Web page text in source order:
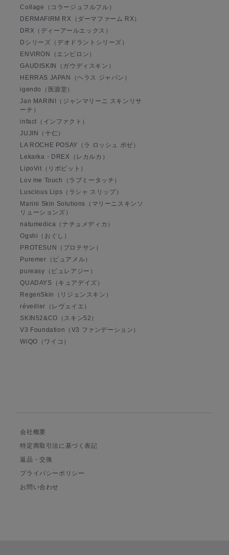
Collage（コラージュフルフル）
DERMAFIRM RX（ダーマファーム RX）
DRX（ディーアールエックス）
Dシリーズ（デオドラントシリーズ）
ENVIRON（エンビロン）
GAUDISKIN（ガウディスキン）
HERRAS JAPAN（ヘラス ジャパン）
igendo（医源堂）
Jan MARINI（ジャンマリーニ スキンリサ
ーチ）
infact（インファクト）
JUJIN（十仁）
LA ROCHE POSAY（ラ ロッシュ ポゼ）
Lekarka・DREX（レカルカ）
LipoVit（リポビット）
Lov me Touch（ラブミータッチ）
Luscious Lips（ラシャ スリップ）
Marini Skin Solutions（マリーニスキンソ
リューションズ）
natumedica（ナチュメディカ）
Ogshi（おぐし）
PROTESUN（プロテサン）
Puremer（ピュアメル）
pureasy（ピュレアジー）
QUADAYS（キュアデイズ）
RegenSkin（リジェンスキン）
réveiller（レヴェイエ）
SKIN52&CO（スキン52）
V3 Foundation（V3 ファンデーション）
WiQO（ワイコ）
会社概要
特定商取引法に基づく表記
返品・交換
プライバシーポリシー
お問い合わせ